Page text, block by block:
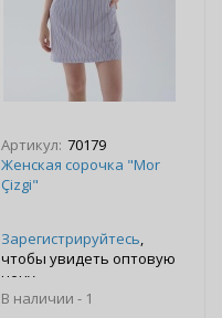
Артикул: 70179
Женская сорочка "Mor
Çizgi"
Зарегистрируйтесь,
чтобы увидеть оптовую
цену
В наличии - 1